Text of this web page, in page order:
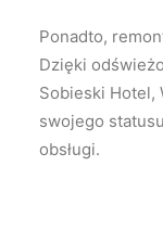
Ponadto,
Dzięki
Sobieski Hotel,
swojego
obsługi.